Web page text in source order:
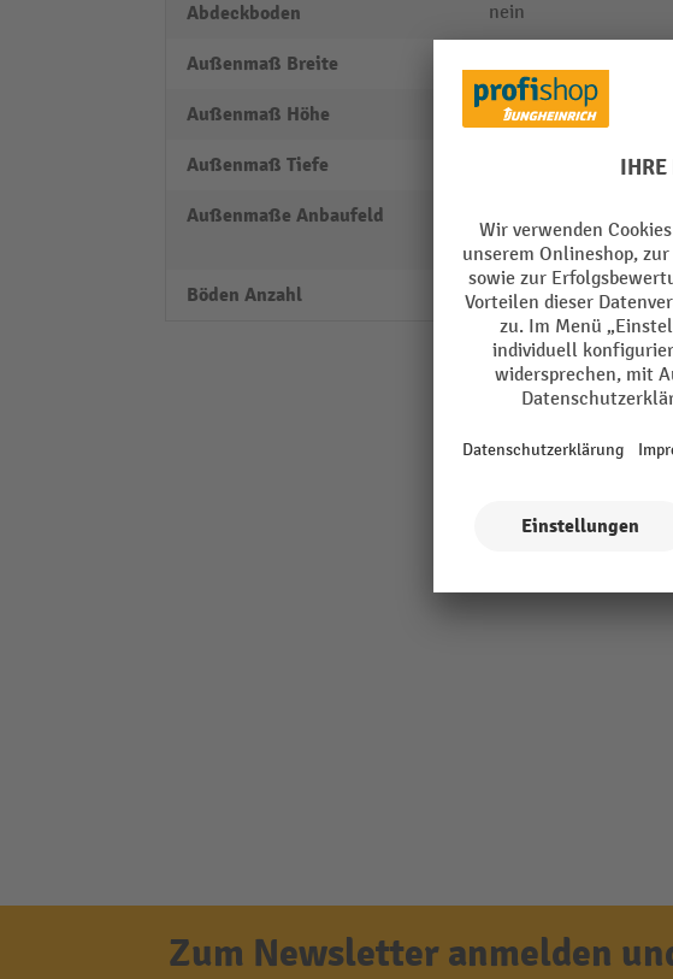
Abdeckboden nein
Außenmaß Breite
Außenmaß Höhe 1850 mm
Außenmaß Tiefe
Außenmaße Anbaufeld
mm
Böden Anzahl 5
Zum Newsletter anmelden